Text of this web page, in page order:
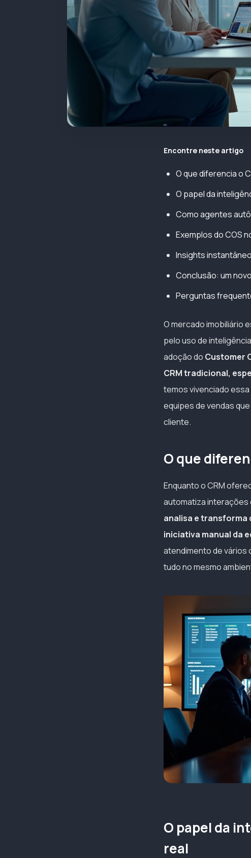
Encontre neste artigo
O que diferencia o
O papel da
Como agentes
Exemplos do COS
Insights
Conclusão: um
Perguntas
O mercado imobiliário
pelo uso de
adoção do Customer
CRM tradicional,
temos vivenciado
equipes de vendas
cliente.
O que
Enquanto o CRM
automatiza interações
analisa e transforma
iniciativa manual da
atendimento de vários
tudo no mesmo
O papel da
real